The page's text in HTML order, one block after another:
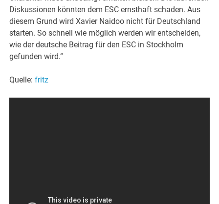
Diskussionen könnten dem ESC ernsthaft schaden. Aus
diesem Grund wird Xavier Naidoo nicht für Deutschland
starten. So schnell wie möglich werden wir entscheiden,
wie der deutsche Beitrag für den ESC in Stockholm
gefunden wird.“
Quelle:fritz